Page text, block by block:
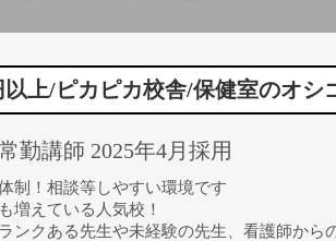
以上/ピカピカ校舎/保健室のオシ
勤講師 2025年4月採用
制！相談等しやすい環境です
増えている人気校！
ンクある先生や未経験の先生、看護師から